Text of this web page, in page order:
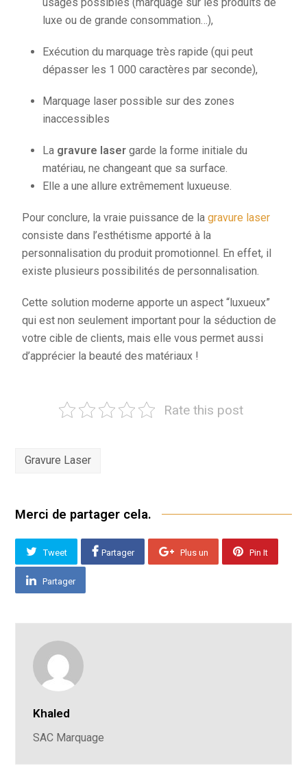
luxe ou de grande consommation…),
Exécution du marquage très rapide (qui peut
dépasser les 1 000 caractères par seconde),
Marquage laser possible sur des zones
inaccessibles
La gravure laser garde la forme initiale du
matériau, ne changeant que sa surface.
Elle a une allure extrêmement luxueuse.
Pour conclure, la vraie puissance de lagravure laser
consiste dans l’esthétisme apporté à la
personnalisation du produit promotionnel. En effet, il
existe plusieurs possibilités de personnalisation.
Cette solution moderne apporte un aspect “luxueux”
qui est non seulement important pour la séduction de
votre cible de clients, mais elle vous permet aussi
d’apprécier la beauté des matériaux !
Rate this post
Gravure Laser
Merci de partager cela.
Tweet Partager Plus un Pin It
Partager
Khaled
SAC Marquage